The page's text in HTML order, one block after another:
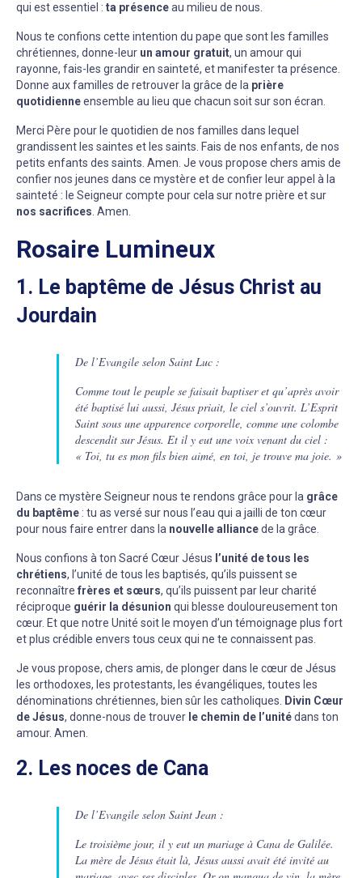
qui est essentiel : ta présenceau milieu de nous.
Nous te confions cette intention du pape que sont les familles
chrétiennes, donne-leur un amour gratuit, un amour qui
rayonne, fais-les grandir en sainteté, et manifester ta présence.
Donne aux familles de retrouver la grâce de la prière
quotidienneensemble au lieu que chacun soit sur son écran.
Merci Père pour le quotidien de nos familles dans lequel
grandissent les saintes et les saints. Fais de nos enfants, de nos
petits enfants des saints. Amen. Je vous propose chers amis de
confier nos jeunes dans ce mystère et de confier leur appel à la
sainteté : le Seigneur compte pour cela sur notre prière et sur
nos sacrifices. Amen.
Rosaire Lumineux
1. Le baptême de Jésus Christ au
Jourdain
De l’Evangile selon Saint Luc :
Comme tout le peuple se faisait baptiser et qu’après avoir
été baptisé lui aussi, Jésus priait, le ciel s’ouvrit. L’Esprit
Saint sous une apparence corporelle, comme une colombe
descendit sur Jésus. Et il y eut une voix venant du ciel :
« Toi, tu es mon fils bien aimé, en toi, je trouve ma joie. »
Dans ce mystère Seigneur nous te rendons grâce pour la grâce
du baptême : tu as versé sur nous l’eau qui a jailli de ton cœur
pour nous faire entrer dans la nouvelle alliancede la grâce.
Nous confions à ton Sacré Cœur Jésus l’unité de tous les
chrétiens, l’unité de tous les baptisés, qu’ils puissent se
reconnaître frères et sœurs, qu’ils puissent par leur charité
réciproque guérir la désunion qui blesse douloureusement ton
cœur. Et que notre Unité soit le moyen d’un témoignage plus fort
et plus crédible envers tous ceux qui ne te connaissent pas.
Je vous propose, chers amis, de plonger dans le cœur de Jésus
les orthodoxes, les protestants, les évangéliques, toutes les
dénominations chrétiennes, bien sûr les catholiques. Divin Cœur
de Jésus, donne-nous de trouver le chemin de l’unitédans ton
amour. Amen.
2. Les noces de Cana
De l’Evangile selon Saint Jean :
Le troisième jour, il y eut un mariage à Cana de Galilée.
La mère de Jésus était là, Jésus aussi avait été invité au